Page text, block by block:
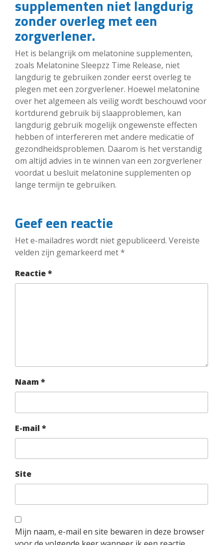
supplementen niet langdurig
zonder overleg met een
zorgverlener.
Het is belangrijk om melatonine supplementen,
zoals Melatonine Sleepzz Time Release, niet
langdurig te gebruiken zonder eerst overleg te
plegen met een zorgverlener. Hoewel melatonine
over het algemeen als veilig wordt beschouwd voor
kortdurend gebruik bij slaapproblemen, kan
langdurig gebruik mogelijk ongewenste effecten
hebben of interfereren met andere medicatie of
gezondheidsproblemen. Daarom is het verstandig
om altijd advies in te winnen van een zorgverlener
voordat u besluit melatonine supplementen op
lange termijn te gebruiken.
Geef een reactie
Het e-mailadres wordt niet gepubliceerd. Vereiste
velden zijn gemarkeerd met*
Reactie*
Naam *
E-mail *
Site
Mijn naam, e-mail en site bewaren in deze browser